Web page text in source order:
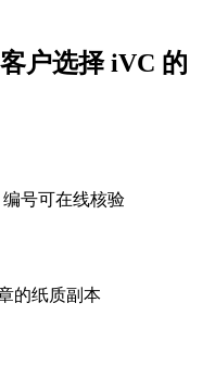
户选择 iVC 的
号可在线核验
的纸质副本